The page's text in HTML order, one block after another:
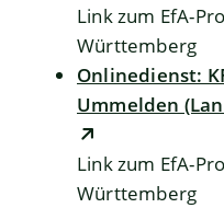
Link zum EfA-
Württemberg
Onlinedienst:
Ummelden
Link zum EfA-
Württemberg